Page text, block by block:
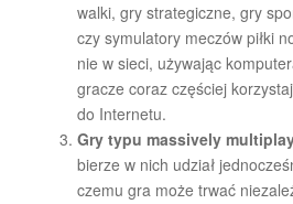
walki, gry strategiczne, gry
czy symulatory meczów piłki
nie w sieci, używając
gracze coraz częściej
do Internetu.
Gry typu massively
bierze w nich udział
czemu gra może trwać